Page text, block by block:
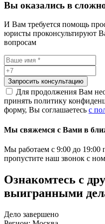
Вы оказались в
И Вам требуется помощь
юристы проконсультируют
вопросам
Запросить консультацию
Для продолжения Вам
принять политику
форму, Вы соглашаетесь с
Мы свяжемся с Вами в
Мы работаем с 9:00 до 19:00
пропустите наш звонок с
Ознакомтесь c
выигранными
Дело завершено